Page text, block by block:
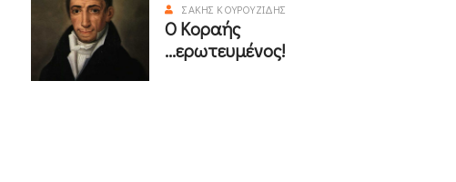
ΣΆΚΗΣ ΚΟΥΡΟΥΖΊΔΗΣ
Ο Κοραής
...ερωτευμένος!